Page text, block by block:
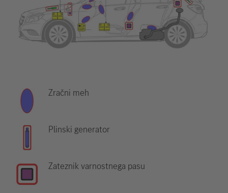
Zračni meh
Plinski generator
Zateznik varnostnega pasu